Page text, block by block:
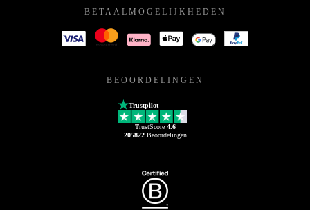
BETAALMOGELIJKHEDEN
BEOORDELINGEN
Trustpilot
TrustScore 4.6
205822Beoordelingen